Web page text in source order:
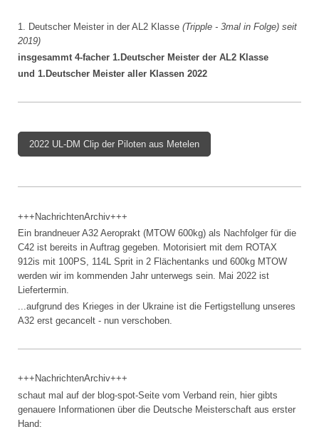
1. Deutscher Meister in der AL2 Klasse (Tripple - 3mal in Folge) seit
2019)
insgesammt 4-facher 1.Deutscher Meister der AL2 Klasse
und 1.Deutscher Meister aller Klassen 2022
2022 UL-DM Clip der Piloten aus Metelen
+++NachrichtenArchiv+++
Ein brandneuer A32 Aeroprakt (MTOW 600kg) als Nachfolger für die
C42 ist bereits in Auftrag gegeben. Motorisiert mit dem ROTAX
912is mit 100PS, 114L Sprit in 2 Flächentanks und 600kg MTOW
werden wir im kommenden Jahr unterwegs sein. Mai 2022 ist
Liefertermin.
...aufgrund des Krieges in der Ukraine ist die Fertigstellung unseres
A32 erst gecancelt - nun verschoben.
+++NachrichtenArchiv+++
schaut mal auf der blog-spot-Seite vom Verband rein, hier gibts
genauere Informationen über die Deutsche Meisterschaft aus erster
Hand: